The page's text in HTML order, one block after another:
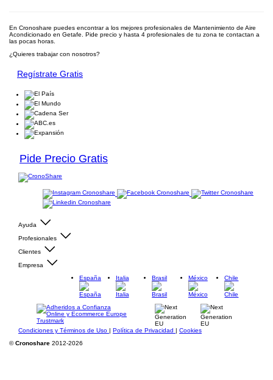
En Cronoshare puedes encontrar a los mejores profesionales de Mantenimiento de Aire
Acondicionado en Getafe. Pide precio y hasta 4 profesionales de tu zona te contactan a
las pocas horas.
¿Quieres trabajar con nosotros?
Regístrate Gratis
Pide Precio Gratis
Ayuda
Profesionales
Clientes
Empresa
España
Italia Brasil México Chile
Condiciones y Términos de Uso | Política de Privacidad | Cookies
©Cronoshare 2012-2026